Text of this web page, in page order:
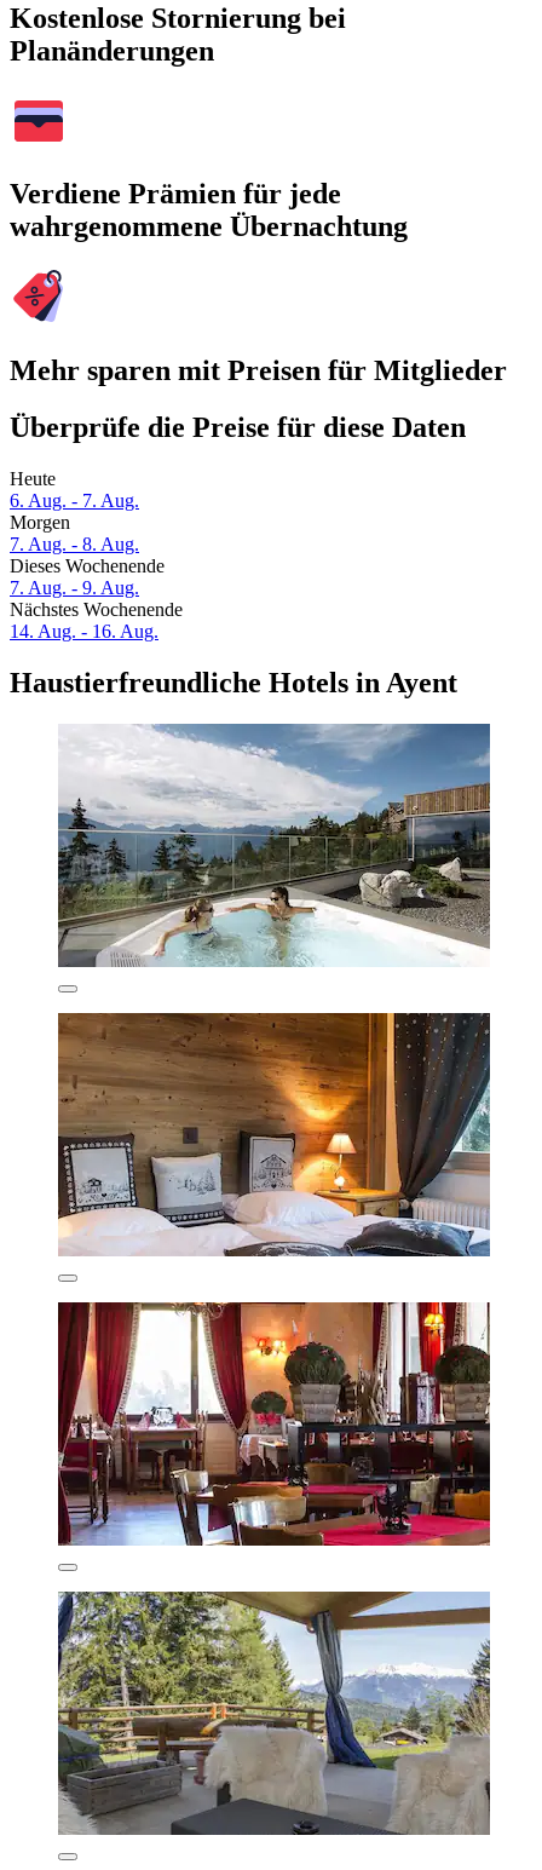
Kostenlose Stornierung bei
Planänderungen
Verdiene Prämien für jede
wahrgenommene Übernachtung
Mehr sparen mit Preisen für Mitglieder
Überprüfe die Preise für diese Daten
Heute
6. Aug. - 7. Aug.
Morgen
7. Aug. - 8. Aug.
Dieses Wochenende
7. Aug. - 9. Aug.
Nächstes Wochenende
14. Aug. - 16. Aug.
Haustierfreundliche Hotels in Ayent